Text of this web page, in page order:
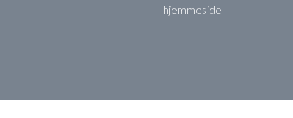
hjemmeside